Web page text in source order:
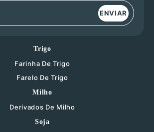
ENVIAR
Trigo
Farinha De Trigo
Farelo De Trigo
Milho
Derivados De Milho
Soja